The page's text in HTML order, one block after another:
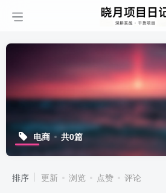
电商 共0篇
排序 更新 浏览 点赞 评论